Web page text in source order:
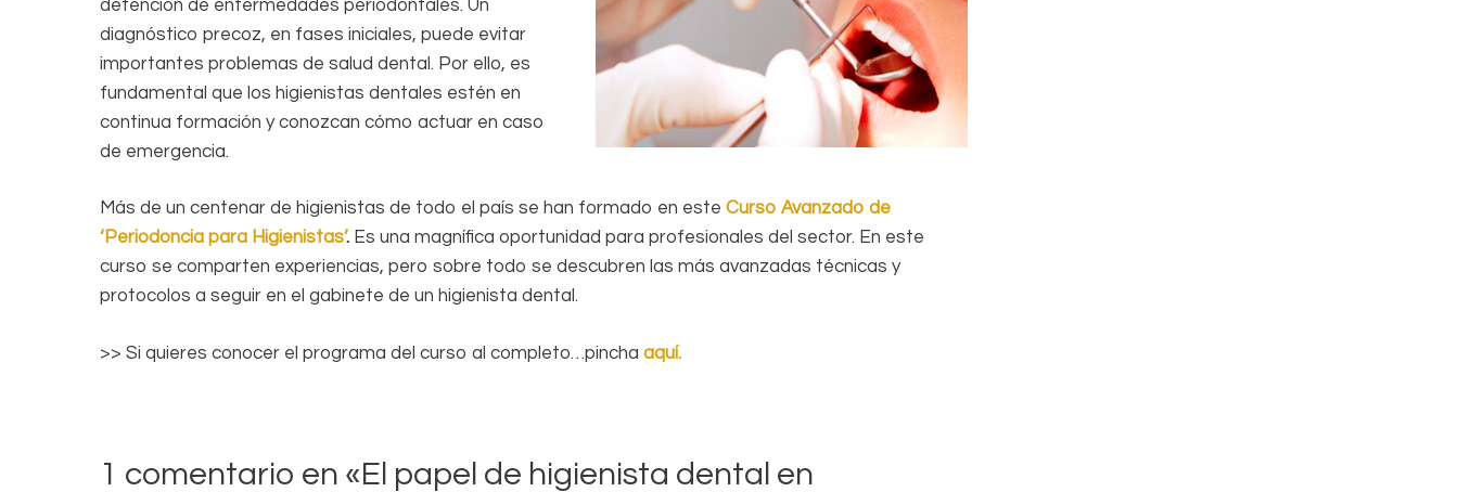
detención de enfermedades periodontales. Un
diagnóstico precoz, en fases iniciales, puede evitar
importantes problemas de salud dental. Por ello, es
fundamental que los higienistas dentales estén en
continua formación y conozcan cómo actuar en caso
de emergencia.
Más de un centenar de higienistas de todo el país se han formado en este Curso Avanzado de
‘Periodoncia para Higienistas’. Es una magnífica oportunidad para profesionales del sector. En este
curso se comparten experiencias, pero sobre todo se descubren las más avanzadas técnicas y
protocolos a seguir en el gabinete de un higienista dental.
>> Si quieres conocer el programa del curso al completo…pincha aquí.
1 comentario en «El papel de higienista dental en